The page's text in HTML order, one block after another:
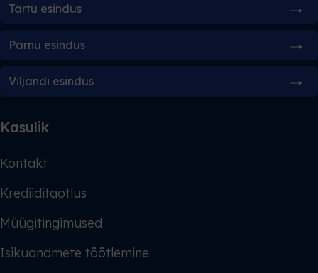
Tartu esindus
Pärnu esindus
Viljandi esindus
Kasulik
Kontakt
Krediiditaotlus
Müügitingimused
Isikuandmete töötlemine